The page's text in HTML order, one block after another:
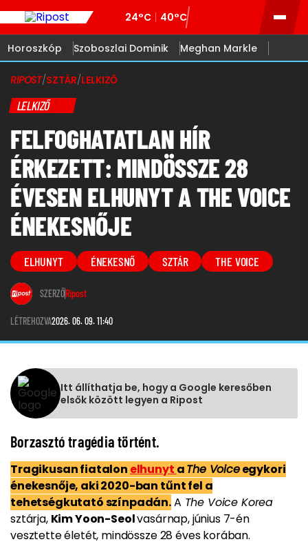
24°C 40°C
Horoszkóp Szoboszlai Dominik Meghan Markle
RIPOST/SZTÁR/LELKIZŐ
LELKIZŐ
FELFOGHATATLAN HÍR
ÉRKEZETT: MINDÖSSZE 28
ÉVESEN ELHUNYT A THE VOICE
ÉNEKESNŐJE
ELHUNYT ÉNEKESNŐ SZTÁR THE VOICE
SZERZŐRipost
LÉTREHOZVA2026. 06. 09. 11:40
Itt állíthatja be, hogy a Google keresőben
elsők között legyen a Ripost
Borzasztó tragédia történt.
Tragikusan fiatalon elhunyt aThe Voiceegykori
énekesnője, aki 2020-ban tűnt fel a
tehetségkutató színpadán.A The Voice Korea
sztárja, Kim Yoon-Seolvasárnap, június 7-én
vesztette életét, mindössze 28 éves korában.